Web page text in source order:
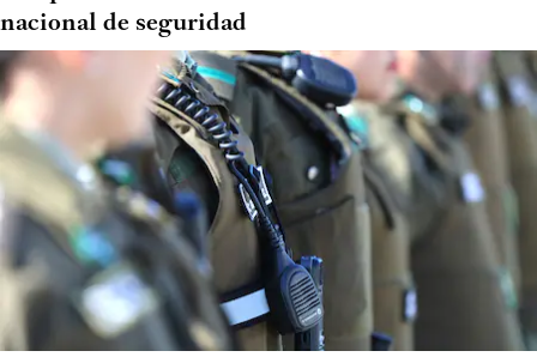
nacional de seguridad